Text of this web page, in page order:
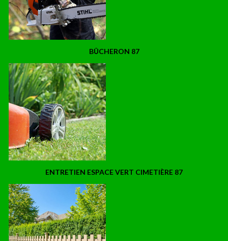
BÛCHERON 87
ENTRETIEN ESPACE VERT CIMETIÈRE 87